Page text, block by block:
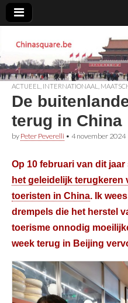
ACTUEEL INTERNATIONAAL
De
terug in China
by Peter Peverelli • 4 november 2024
Op 10 februari van dit
het geleidelijk terugkeren
toeristen in China. Ik
drempels die het herstel
toerisme onnodig
week terug in Beijing